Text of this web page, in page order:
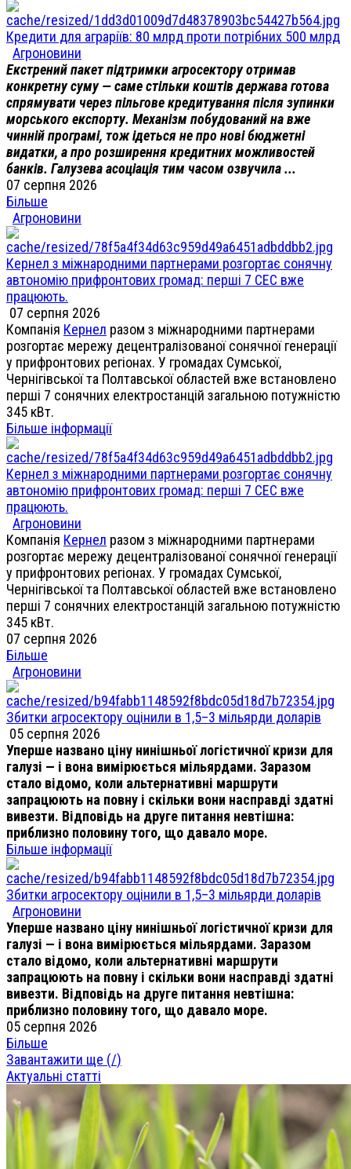
Кредити для аграріїв: 80 млрд проти потрібних 500 млрд
Агроновини
Екстрений пакет підтримки агросектору отримав
конкретну суму — саме стільки коштів держава готова
спрямувати через пільгове кредитування після зупинки
морського експорту. Механізм побудований на вже
чинній програмі, тож ідеться не про нові бюджетні
видатки, а про розширення кредитних можливостей
банків. Галузева асоціація тим часом озвучила ...
07 серпня 2026
Більше
Агроновини
Кернел з міжнародними партнерами розгортає сонячну
автономію прифронтових громад: перші 7 СЕС вже
працюють.
07 серпня 2026
Компанія Кернел разом з міжнародними партнерами
розгортає мережу децентралізованої сонячної генерації
у прифронтових регіонах. У громадах Сумської,
Чернігівської та Полтавської областей вже встановлено
перші 7 сонячних електростанцій загальною потужністю
345 кВт.
Більше інформації
Кернел з міжнародними партнерами розгортає сонячну
автономію прифронтових громад: перші 7 СЕС вже
працюють.
Агроновини
Компанія Кернел разом з міжнародними партнерами
розгортає мережу децентралізованої сонячної генерації
у прифронтових регіонах. У громадах Сумської,
Чернігівської та Полтавської областей вже встановлено
перші 7 сонячних електростанцій загальною потужністю
345 кВт.
07 серпня 2026
Більше
Агроновини
Збитки агросектору оцінили в 1,5–3 мільярди доларів
05 серпня 2026
Уперше названо ціну нинішньої логістичної кризи для
галузі — і вона вимірюється мільярдами. Заразом
стало відомо, коли альтернативні маршрути
запрацюють на повну і скільки вони насправді здатні
вивезти. Відповідь на друге питання невтішна:
приблизно половину того, що давало море.
Більше інформації
Збитки агросектору оцінили в 1,5–3 мільярди доларів
Агроновини
Уперше названо ціну нинішньої логістичної кризи для
галузі — і вона вимірюється мільярдами. Заразом
стало відомо, коли альтернативні маршрути
запрацюють на повну і скільки вони насправді здатні
вивезти. Відповідь на друге питання невтішна:
приблизно половину того, що давало море.
05 серпня 2026
Більше
Завантажити ще (/)
Актуальні статті